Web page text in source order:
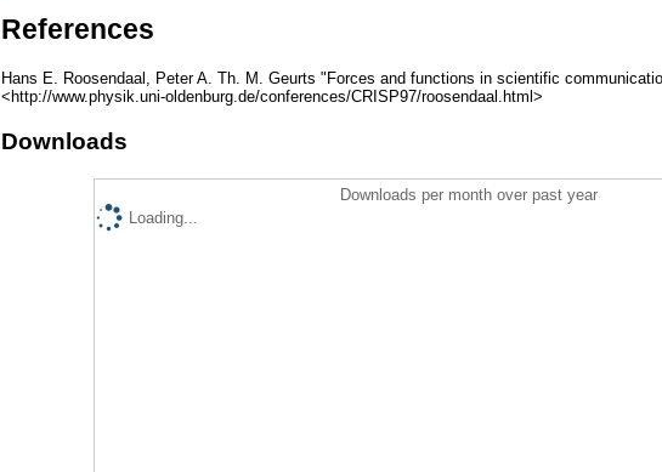
References
Hans E. Roosendaal, Peter A. Th. M. Geurts "Forces and functions in scientific
<http://www.physik.uni-oldenburg.de/conferences/CRISP97/roosendaal.html>
Downloads
Downloads per month over past year
Loading...